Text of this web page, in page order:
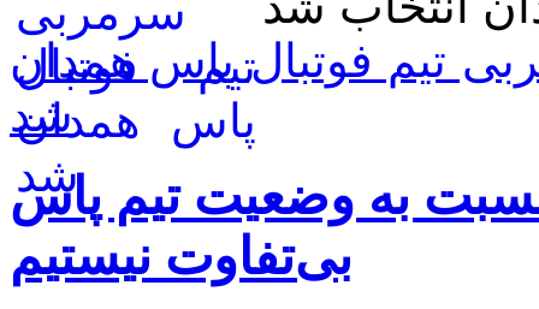
تیم فوتبال پاس همدان
شد
به وضعیت تیم پاس
بی‌تفاوت نیستیم